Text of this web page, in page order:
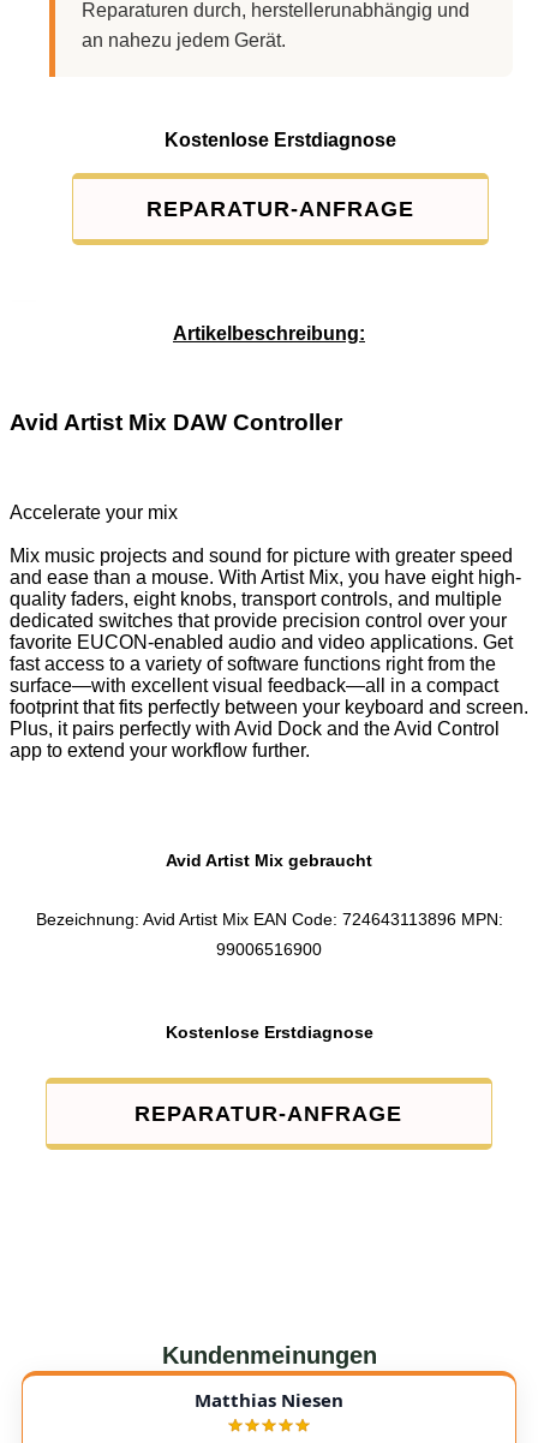
Reparaturen durch, herstellerunabhängig und
an nahezu jedem Gerät.
Kostenlose Erstdiagnose
REPARATUR-ANFRAGE
Artikelbeschreibung:
Avid Artist Mix DAW Controller
Accelerate your mix
Mix music projects and sound for picture with greater speed
and ease than a mouse. With Artist Mix, you have eight high-
quality faders, eight knobs, transport controls, and multiple
dedicated switches that provide precision control over your
favorite EUCON-enabled audio and video applications. Get
fast access to a variety of software functions right from the
surface—with excellent visual feedback—all in a compact
footprint that fits perfectly between your keyboard and screen.
Plus, it pairs perfectly with Avid Dock and the Avid Control
app to extend your workflow further.
Avid Artist Mix gebraucht
Bezeichnung: Avid Artist Mix EAN Code: 724643113896 MPN:
99006516900
Kostenlose Erstdiagnose
REPARATUR-ANFRAGE
Kundenmeinungen
Matthias Niesen